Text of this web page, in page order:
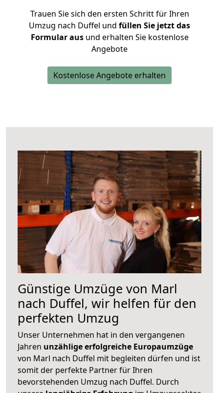
Trauen Sie sich den ersten Schritt für Ihren
Umzug nach Duffel und füllen Sie jetzt das
Formular ausund erhalten Sie kostenlose
Angebote
Kostenlose Angebote erhalten
Günstige Umzüge von Marl
nach Duffel, wir helfen für den
perfekten Umzug
Unser Unternehmen hat in den vergangenen
Jahren unzählige erfolgreiche Europaumzüge
von Marl nach Duffel mit begleiten dürfen und ist
somit der perfekte Partner für Ihren
bevorstehenden Umzug nach Duffel. Durch